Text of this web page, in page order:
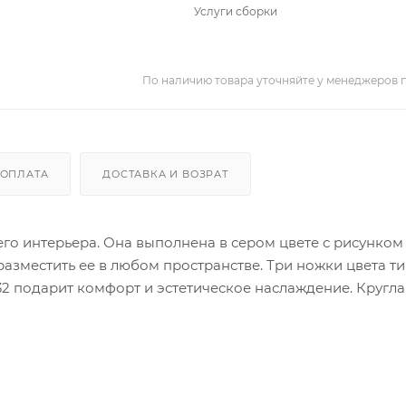
Услуги сборки
По наличию товара уточняйте у менеджеров
ОПЛАТА ДОСТАВКА И ВОЗРАТ
интерьера. Она выполнена в сером цвете с
ее в любом пространстве. Три ножки цвета
комфорт и эстетическое наслаждение.